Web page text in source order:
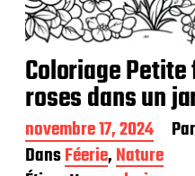
Coloriage
roses dans un
D
a
t
novembre 17, 2024 Par
DansFéerie,Nature